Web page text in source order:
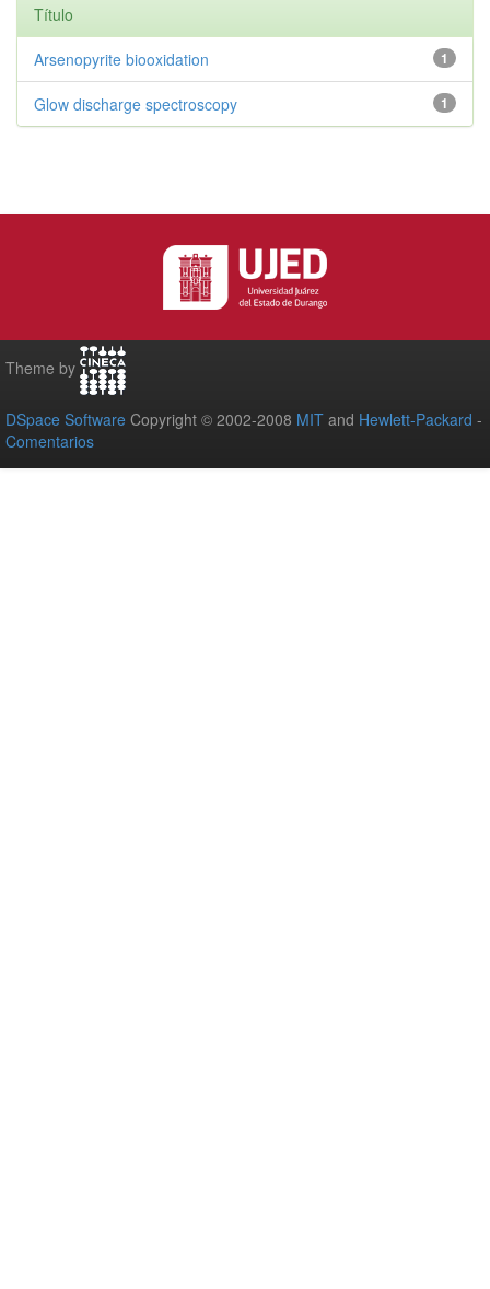
Título
1
Arsenopyrite biooxidation
1
Glow discharge spectroscopy
Theme by
DSpace Software Copyright © 2002-2008 MIT and Hewlett-Packard -
Comentarios